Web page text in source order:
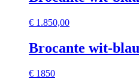
€ 1.850,00
Brocante wit-
€ 1850